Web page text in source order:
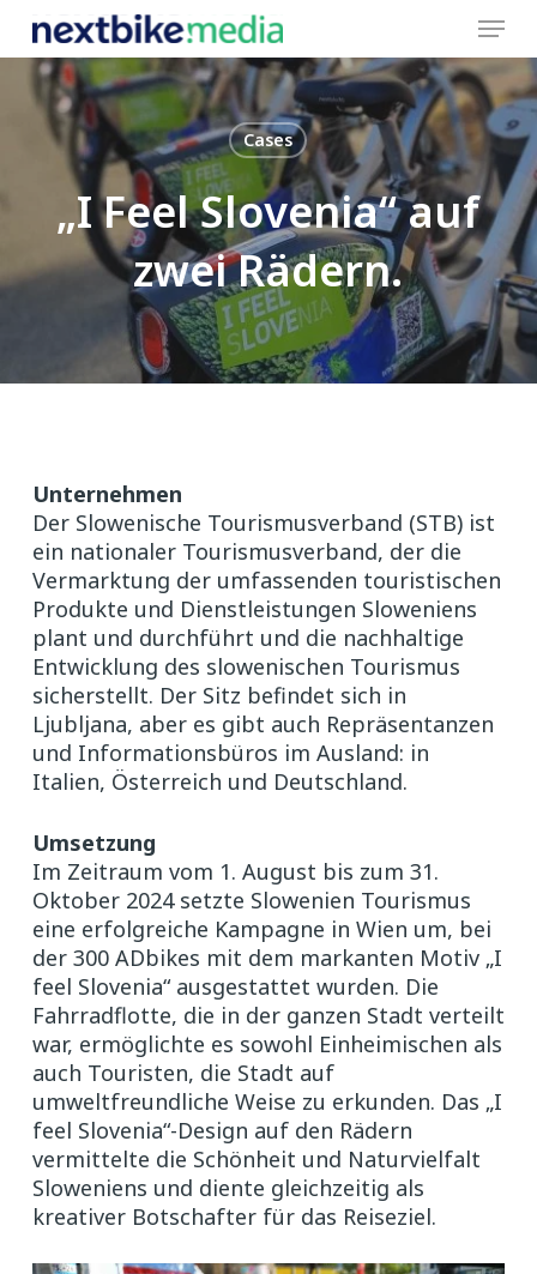
main
content
Menu
Cases
„I Feel Slovenia“ auf
zwei Rädern.
Unternehmen
Der Slowenische Tourismusverband (STB) ist
ein nationaler Tourismusverband, der die
Vermarktung der umfassenden touristischen
Produkte und Dienstleistungen Sloweniens
plant und durchführt und die nachhaltige
Entwicklung des slowenischen Tourismus
sicherstellt. Der Sitz befindet sich in
Ljubljana, aber es gibt auch Repräsentanzen
und Informationsbüros im Ausland: in
Italien, Österreich und Deutschland.
Umsetzung
Im Zeitraum vom 1. August bis zum 31.
Oktober 2024 setzte Slowenien Tourismus
eine erfolgreiche Kampagne in Wien um, bei
der 300 ADbikes mit dem markanten Motiv „I
feel Slovenia“ ausgestattet wurden. Die
Fahrradflotte, die in der ganzen Stadt verteilt
war, ermöglichte es sowohl Einheimischen als
auch Touristen, die Stadt auf
umweltfreundliche Weise zu erkunden. Das „I
feel Slovenia“-Design auf den Rädern
vermittelte die Schönheit und Naturvielfalt
Sloweniens und diente gleichzeitig als
kreativer Botschafter für das Reiseziel.